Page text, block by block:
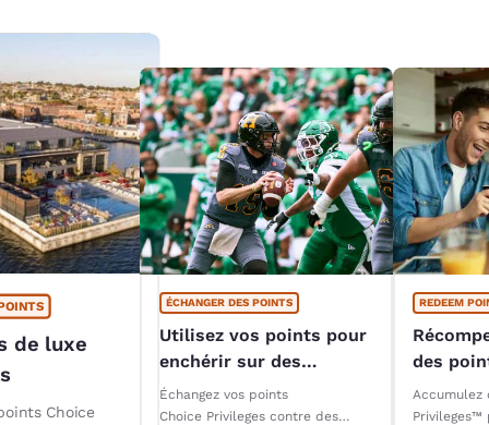
de luxe
Choice
ÉCHANGER DES POINTS
Utilisez vos points pour
enchérir sur des
expériences VIP de la
LCF
Échangez vos points
Choice Privileges contre des
REDEEM
des
Accumulez
Privileges™